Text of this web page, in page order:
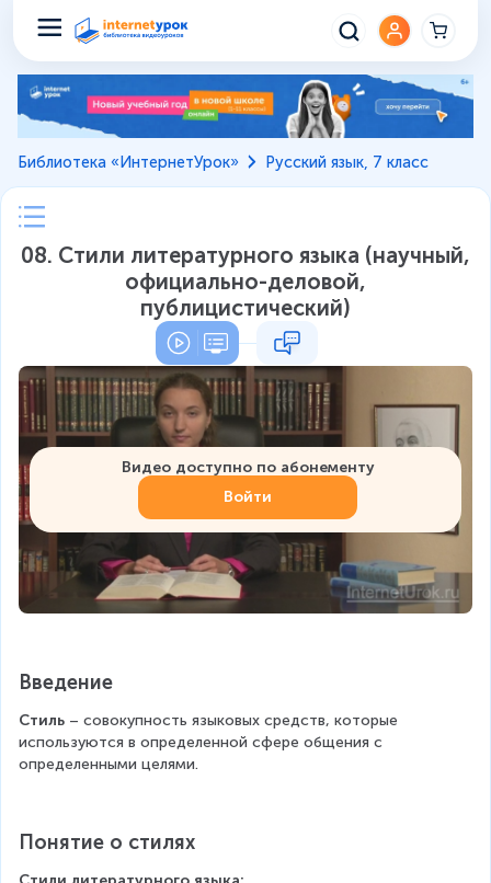
Библиотека «ИнтернетУрок» Русский язык, 7 класс
08. Стили литературного языка (научный,
официально-деловой,
публицистический)
Видео доступно по абонементу
Войти
Введение
Стиль – совокупность языковых средств, которые
используются в определенной сфере общения с
определенными целями.
Понятие о стилях